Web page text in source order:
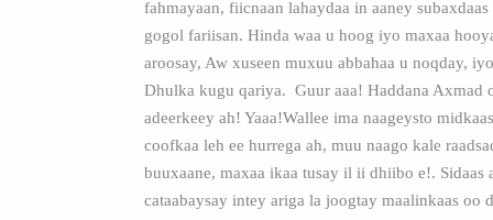
fahmayaan, fiicnaan lahaydaa in aaney subaxdaas
gogol fariisan. Hinda waa u hoog iyo maxaa
aroosay, Aw xuseen muxuu abbahaa u noqday,
Dhulka kugu qariya. Guur aaa! Haddana Axmad
adeerkeey ah! Yaaa!Wallee ima naageysto
coofkaa leh ee hurrega ah, muu naago kale
buuxaane, maxaa ikaa tusay il ii dhiibo e!. Sidaas
cataabaysay intey ariga la joogtay maalinkaas oo